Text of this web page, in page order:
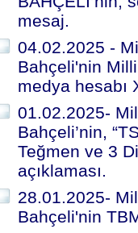
mesaj.
04.02.2025 -
Bahçeli'nin
medya hesabı
01.02.2025-
Bahçeli’nin,
Teğmen ve 3
açıklaması.
28.01.2025-
Bahçeli'nin